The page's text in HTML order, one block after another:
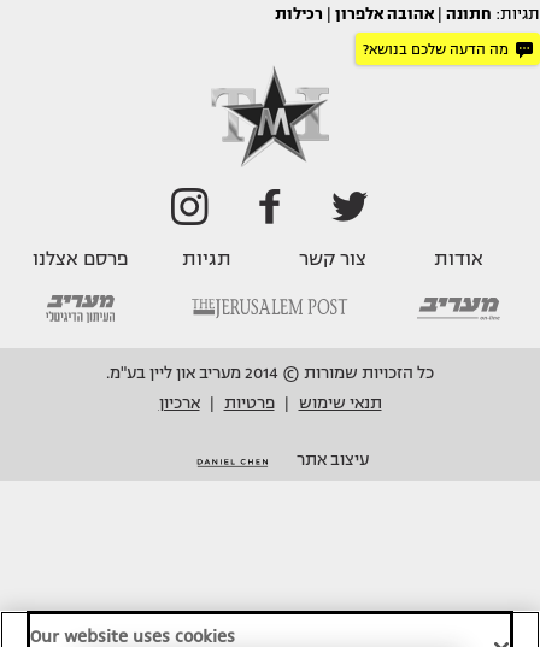
תגיות: חתונה אהובה אלפרון רכילות
מה הדעה שלכם בנושא?
אודות צור קשר תגיות פרסם אצלנו
כל הזכויות שמורות © 2014 מעריב און ליין בע"מ.
תנאי שימוש
פרטיות ארכיון
עיצוב אתר
Our website uses cookies